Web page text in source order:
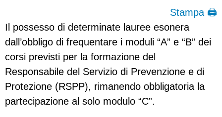
Stampa 🖨
Il possesso di determinate lauree esonera
dall’obbligo di frequentare i moduli “A” e “B” dei
corsi previsti per la formazione del
Responsabile del Servizio di Prevenzione e di
Protezione (RSPP), rimanendo obbligatoria la
partecipazione al solo modulo “C”.